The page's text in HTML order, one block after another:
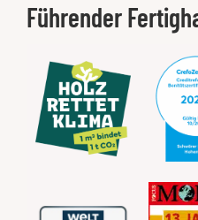
Führender